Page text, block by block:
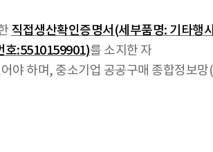
직접생산확인증명서(세부품명: 기타행
호:5510159901)를 소지한 자
하며, 중소기업 공공구매 종합정보망